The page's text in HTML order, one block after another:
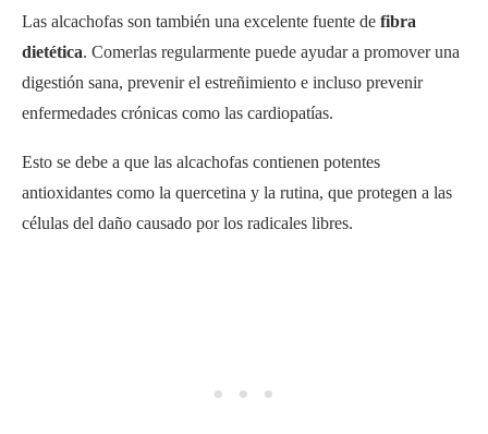
Las alcachofas son también una excelente fuente de fibra
dietética. Comerlas regularmente puede ayudar a promover una
digestión sana, prevenir el estreñimiento e incluso prevenir
enfermedades crónicas como las cardiopatías.
Esto se debe a que las alcachofas contienen potentes
antioxidantes como la quercetina y la rutina, que protegen a las
células del daño causado por los radicales libres.